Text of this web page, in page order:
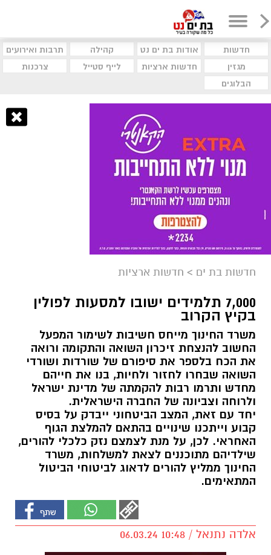
חדשות אודות בת ים נט קהילה
תרבות ואירועים
מגזין
חדשות ארציות לייף סטייל
צרכנות
הבלוגים
חדשות בת ים > חדשות ארציות
7,000 תלמידים ישובו למסעות לפולין
בקיץ הקרוב
משרד החינוך מייחס חשיבות לשימור המפעל
החשוב להנצחת זיכרון השואה והתקומה ורואה
את הכח בלספר את סיפורם של שורדות ושורדי
השואה שבחרו לחזור ולחיות, בנו את חייהם
מחדש ותרמו רבות להקמתה של מדינת ישראל
ולרוחה וצביונה של החברה הישראלית.
יחד עם זאת, המצב הביטחוני ייבדק על בסיס
קבוע וייתכנו שינויים בהתאם להמלצת הגוף
האחראי. לכן, על מנת לצמצם נזק כלכלי להורים,
שילדיהם מתוכננים לצאת למשלחות, משרד
החינוך ממליץ להורים לדאוג לביטוחי הביטול
המתאימים.
אלדה נתנאל / 10:48 06.03.24